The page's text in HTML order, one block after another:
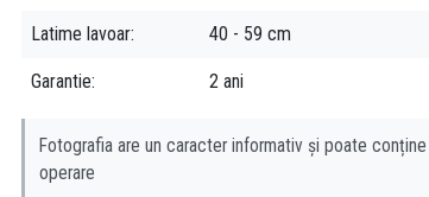
Latime lavoar 40 - 59 cm
Garantie 2 ani
Fotografia are un caracter informativ și poate
operare